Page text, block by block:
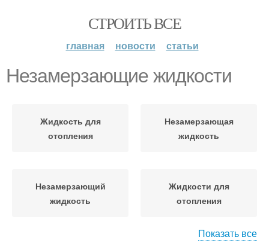
СТРОИТЬ ВСЕ
главная новости статьи
Незамерзающие жидкости
Жидкость для
отопления
Незамерзающая
жидкость
Незамерзающий
жидкость
Жидкости для
отопления
Показать все